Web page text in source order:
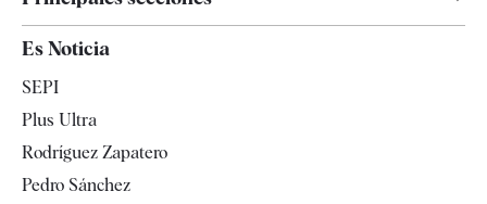
España
Televisión
Es Noticia
SEPI
Plus Ultra
Rodríguez Zapatero
Pedro Sánchez